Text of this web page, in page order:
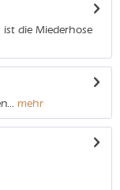
die Miederhose
mehr